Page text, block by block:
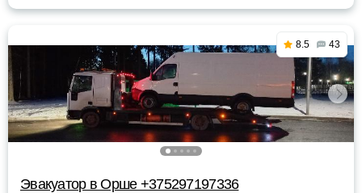
8.5 43
Эвакуатор в Орше +375297197336